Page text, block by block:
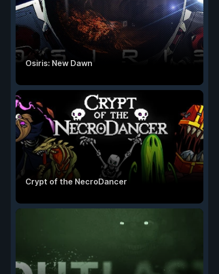
Osiris: New Dawn
Crypt of the NecroDancer